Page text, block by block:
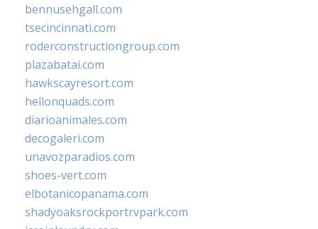
bennusehgall.com
tsecincinnati.com
roderconstructiongroup.com
plazabatai.com
hawkscayresort.com
hellonquads.com
diarioanimales.com
decogaleri.com
unavozparadios.com
shoes-vert.com
elbotanicopanama.com
shadyoaksrockportrvpark.com